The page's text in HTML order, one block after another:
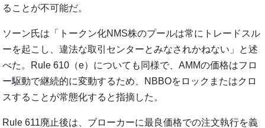
ることが不可能だ。
ソーン氏は「トークン化NMS株のプールは常にトレードスル
ーを起こし、違法な取引センターとみなされかねない」と述
べた。Rule 610（e）についても同様で、AMMの価格はフロ
ー駆動で継続的に変動するため、NBBOをロックまたはクロ
スすることが常態化すると指摘した。
Rule 611廃止後は、ブローカーに最良価格での注文執行を義